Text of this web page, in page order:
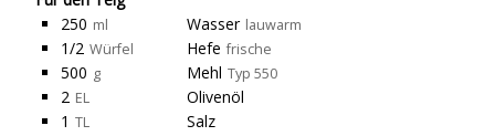
250 ml Wasser lauwarm
1/2 Würfel Hefe frische
500 g Mehl Typ 550
2 EL
Olivenöl
1 TL
Salz